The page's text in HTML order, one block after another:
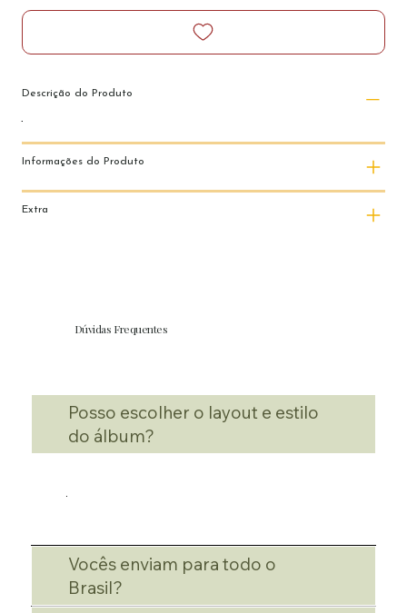
Descrição do Produto
Informações do Produto
Extra
Dúvidas Frequentes
Posso escolher o layout e estilo
do álbum?
Vocês enviam para todo o
Brasil?